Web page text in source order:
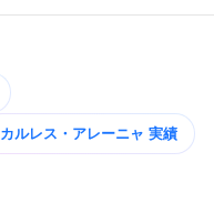
カルレス・アレーニャ 実績